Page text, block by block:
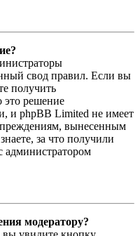
свод правил. Если вы
получить
это решение
и phpBB Limited не имеет
вынесенным
за что получили
администратором
модератору?